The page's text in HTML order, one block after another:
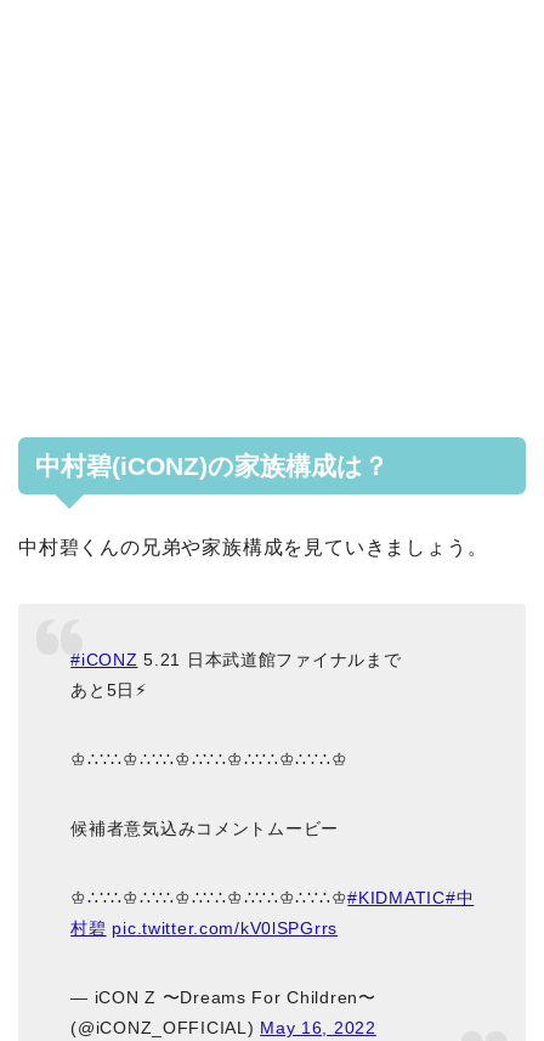
中村碧(iCONZ)の家族構成は？
中村碧くんの兄弟や家族構成を見ていきましょう。
#iCONZ 5.21 日本武道館ファイナルまで
あと5日⚡︎
♔∴∵∴♔∴∵∴♔∴∵∴♔∴∵∴♔∴∵∴♔
候補者意気込みコメントムービー
♔∴∵∴♔∴∵∴♔∴∵∴♔∴∵∴♔∴∵∴♔#KIDMATIC#中
村碧 pic.twitter.com/kV0lSPGrrs
— iCON Z 〜Dreams For Children〜
(@iCONZ_OFFICIAL) May 16, 2022